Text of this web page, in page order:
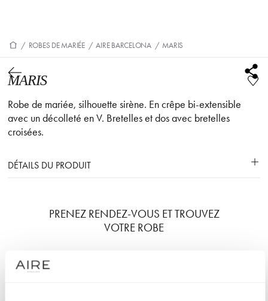
/ ROBES DE MARIÉE / AIRE BARCELONA / MARIS
MARIS
Robe de mariée, silhouette sirène. En crêpe bi-extensible
avec un décolleté en V. Bretelles et dos avec bretelles
croisées.
DÉTAILS DU PRODUIT
PRENEZ RENDEZ-VOUS ET TROUVEZ
VOTRE ROBE